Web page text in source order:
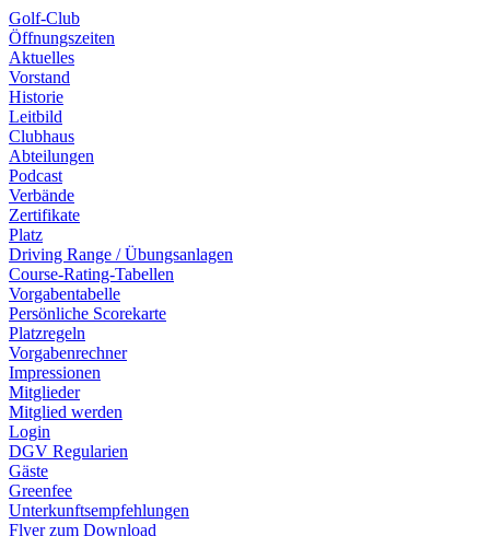
Golf-Club
Öffnungszeiten
Aktuelles
Vorstand
Historie
Leitbild
Clubhaus
Abteilungen
Podcast
Verbände
Zertifikate
Platz
Driving Range / Übungsanlagen
Course-Rating-Tabellen
Vorgabentabelle
Persönliche Scorekarte
Platzregeln
Vorgabenrechner
Impressionen
Mitglieder
Mitglied werden
Login
DGV Regularien
Gäste
Greenfee
Unterkunftsempfehlungen
Flyer zum Download